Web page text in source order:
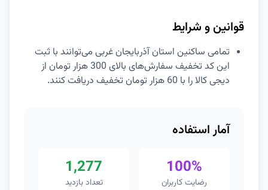
قوانین و شرایط
تمامی ساکنین استان آذربایجان غربی می‌توانند با ثبت
این کد تخفیف سفارش‌های بالای 300 هزار تومان از
دیجی کالا را با 60 هزار تومان تخفیف دریافت کنند.
آمار استفاده
100%
رضایت کاربران
1,277
تعداد بازدید